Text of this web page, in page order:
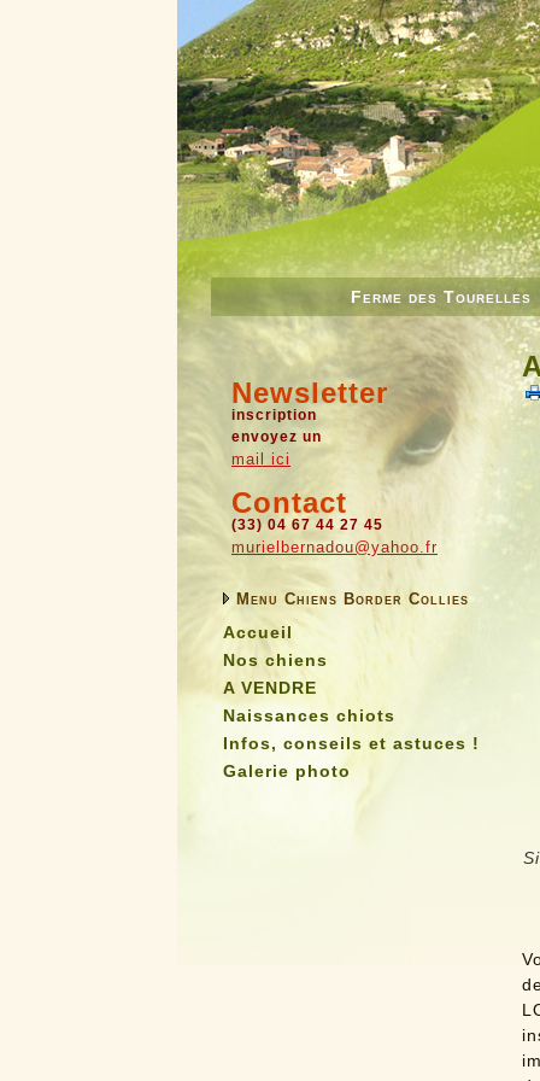
Ferme des Tourelles
Newsletter
inscription
envoyez un
mail ici
Contact
(33) 04 67 44 27 45
murielbernadou@yahoo.fr
Menu Chiens Border Collies
Accueil
Nos chiens
A VENDRE
Naissances chiots
Infos, conseils et astuces !
Galerie photo